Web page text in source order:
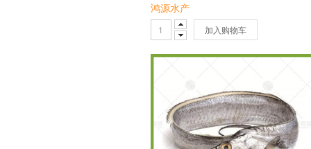
鸿源水产
加入购物车